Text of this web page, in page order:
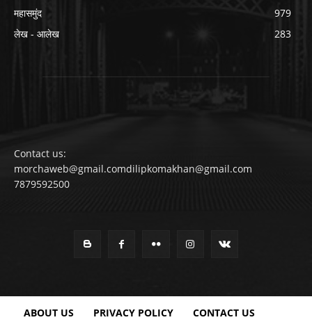
महासमुंद
979
लेख - आलेख
283
Contact us:
morchaweb@gmail.comdilipkomakhan@gmail.com
7879592500
ABOUT US PRIVACY POLICY CONTACT US